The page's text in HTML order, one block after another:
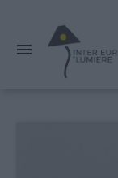
L'atelier reste
